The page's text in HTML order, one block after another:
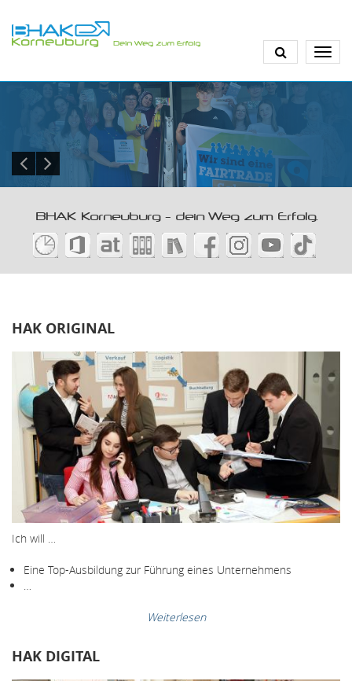
zum
Inhalt
BHAK Korneuburg - dein Weg zum Erfolg.
HAK ORIGINAL
Ich will …
Eine Top-Ausbildung zur Führung eines Unternehmens
Weiterlesen
HAK DIGITAL